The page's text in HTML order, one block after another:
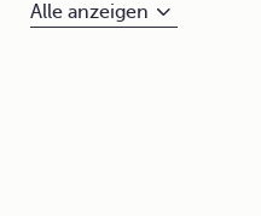
Alle anzeigen